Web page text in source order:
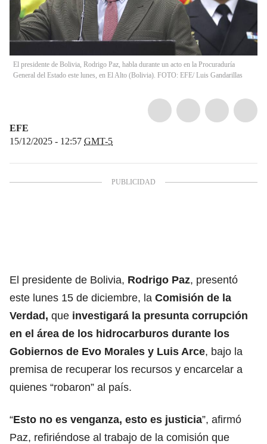
El presidente de Bolivia, Rodrigo Paz, habla durante un acto en la Procuraduría
General del Estado este lunes, en El Alto (Bolivia). FOTO: EFE/ Luis Gandarillas
EFE
15/12/2025 - 12:57 GMT-5
El presidente de Bolivia, Rodrigo Paz, presentó
este lunes 15 de diciembre, la Comisión de la
Verdad, que investigará la presunta corrupción
en el área de los hidrocarburos durante los
Gobiernos de Evo Morales y Luis Arce, bajo la
premisa de recuperar los recursos y encarcelar a
quienes “robaron” al país.
“Esto no es venganza, esto es justicia”, afirmó
Paz, refiriéndose al trabajo de la comisión que